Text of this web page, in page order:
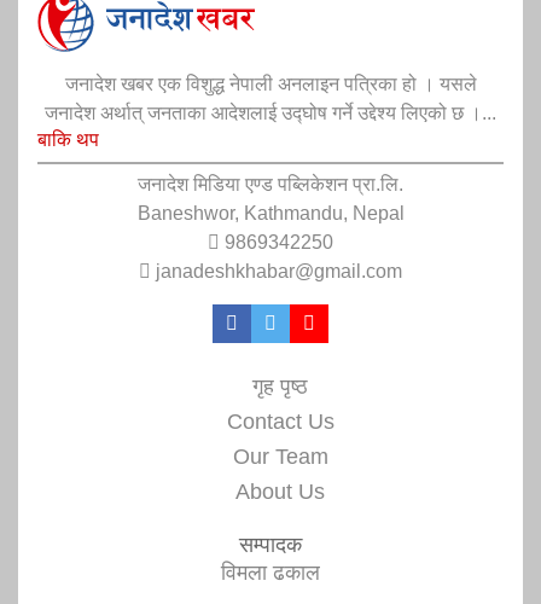
जनादेश खबर एक विशुद्ध नेपाली अनलाइन पत्रिका हो । यसले
जनादेश अर्थात् जनताका आदेशलाई उद्घोष गर्ने उद्देश्य लिएको छ ।...
बाकि थप
जनादेश मिडिया एण्ड पब्लिकेशन प्रा.लि.
Baneshwor, Kathmandu, Nepal
9869342250
janadeshkhabar@gmail.com
गृह पृष्ठ
Contact Us
Our Team
About Us
सम्पादक
विमला ढकाल